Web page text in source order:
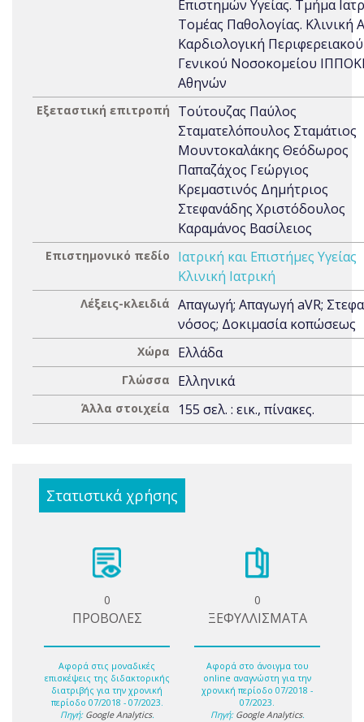
Επιστημών Υγείας. Τμήμα
Τομέας Παθολογίας. Κλινική
Καρδιολογική Περιφερειακού
Γενικού Νοσοκομείου
Αθηνών
Εξεταστική επιτροπή
Τούτουζας Παύλος
Σταματελόπουλος Σταμάτιος
Μουντοκαλάκης Θεόδωρος
Παπαζάχος Γεώργιος
Κρεμαστινός Δημήτριος
Στεφανάδης Χριστόδουλος
Καραμάνος Βασίλειος
Επιστημονικό πεδίο
Ιατρική και Επιστήμες Υγείας
Κλινική Ιατρική
Λέξεις-κλειδιά Απαγωγή; Απαγωγή aVR;
νόσος; Δοκιμασία κοπώσεως
Χώρα Ελλάδα
Γλώσσα Ελληνικά
Άλλα στοιχεία 155 σελ. : εικ., πίνακες.
Στατιστικά χρήσης
0
ΠΡΟΒΟΛΕΣ
Αφορά στις μοναδικές
επισκέψεις της διδακτορικής
διατριβής για την χρονική
περίοδο 07/2018 - 07/2023.
Πηγή: Google Analytics.
0
ΞΕΦΥΛΛΙΣΜΑΤΑ
Αφορά στο άνοιγμα του
online αναγνώστη για την
χρονική περίοδο 07/2018 -
07/2023.
Πηγή: Google Analytics.